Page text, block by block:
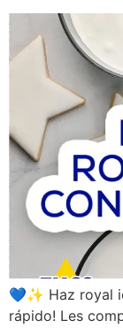
💙✨ Haz royal
rápido! Les